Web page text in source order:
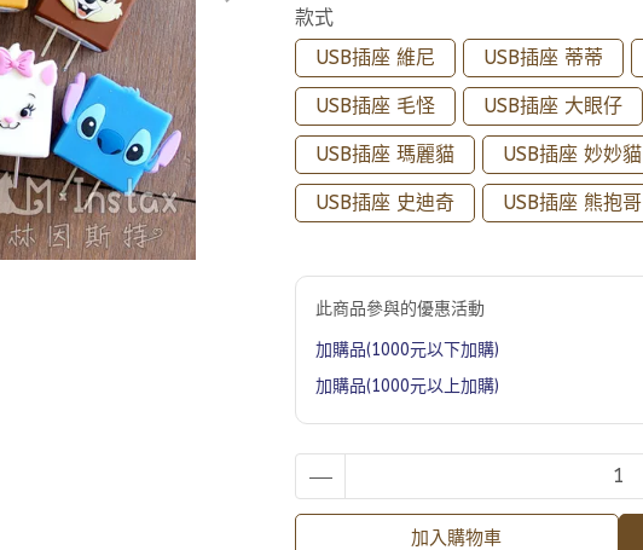
款式
USB插座 維尼
USB插座 蒂蒂
USB插座 毛怪 USB插座 大眼仔
USB插座 瑪麗貓 USB插座 妙妙貓
USB插座 史迪奇 USB插座 熊抱哥
此商品參與的優惠活動
加購品(1000元以下加購)
加購品(1000元以上加購)
加入購物車